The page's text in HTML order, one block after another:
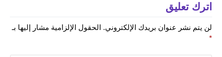
اترك تعليق
لن يتم نشر عنوان بريدك الإلكتروني. الحقول الإلزامية مشار إليها بـ
*